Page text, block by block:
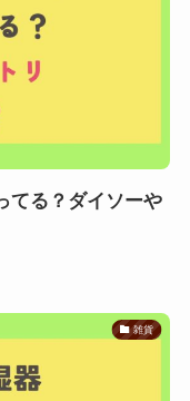
てる？ダイソーや
雑貨